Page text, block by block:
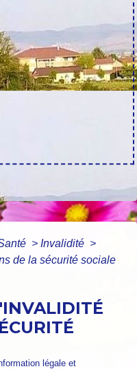
> Invalidité >
de la sécurité sociale
légale et